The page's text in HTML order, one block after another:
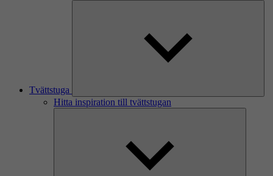
Tvättstuga
Hitta inspiration till tvättstugan